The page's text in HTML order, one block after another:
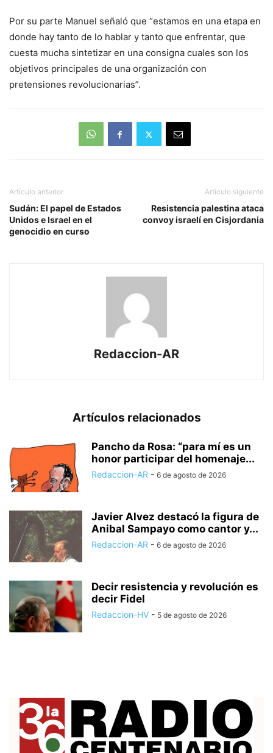
Por su parte Manuel señaló que “estamos en una etapa en
donde hay tanto de lo hablar y tanto que enfrentar, que
cuesta mucha sintetizar en una consigna cuales son los
objetivos principales de una organización con
pretensiones revolucionarias”.
Artículo anterior
Sudán: El papel de Estados
Unidos e Israel en el
genocidio en curso
Artículo siguiente
Resistencia palestina ataca
convoy israelí en Cisjordania
Redaccion-AR
Artículos relacionados
Pancho da Rosa: “para mí es un
honor participar del homenaje...
Redaccion-AR - 6 de agosto de 2026
Javier Alvez destacó la figura de
Anibal Sampayo como cantor y...
Redaccion-AR - 6 de agosto de 2026
Decir resistencia y revolución es
decir Fidel
Redaccion-HV - 5 de agosto de 2026